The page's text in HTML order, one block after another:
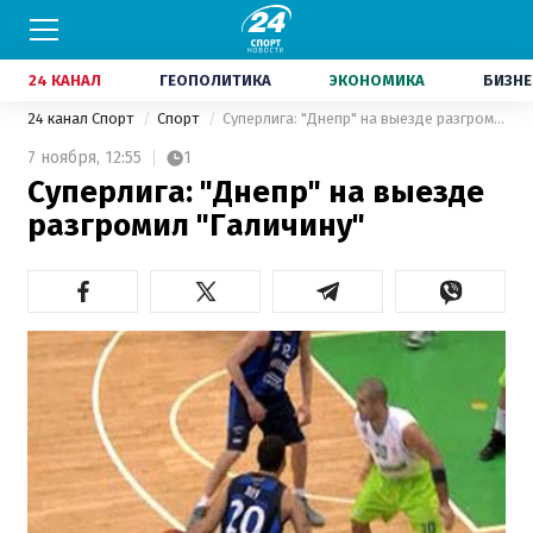
24 КАНАЛ ГЕОПОЛИТИКА ЭКОНОМИКА
24 канал Спорт Спорт Суперлига: "Днепр" на выезде разгромил "Галичину"
7 ноября, 12:55 1
Суперлига: "Днепр" на выезде
разгромил "Галичину"